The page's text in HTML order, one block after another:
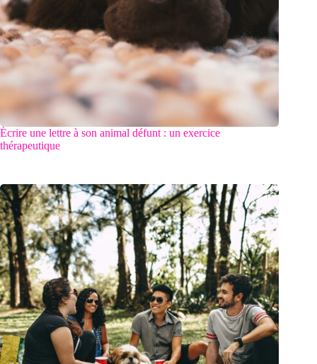
Écrire une lettre à son animal défunt : un exercice
thérapeutique